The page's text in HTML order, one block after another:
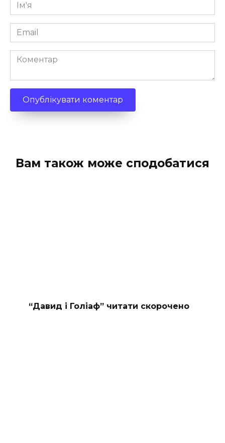
*
Email
*
Коментар
Вам також може сподобатися
“Давид і Голіаф” читати скорочено